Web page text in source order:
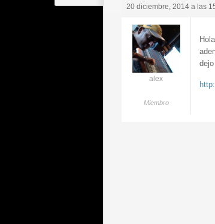
20 diciembre, 2014 a las
alex
Miembro